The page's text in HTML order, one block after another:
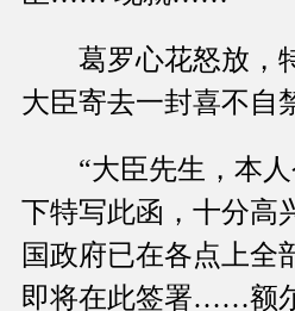
葛罗心花怒放，
大臣寄去一封喜不自
“大臣先生，本人
下特写此函，十分高
国政府已在各点上全
即将在此签署……额